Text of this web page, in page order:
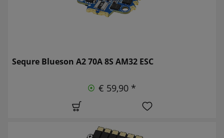
Sequre Blueson A2 70A 8S AM32 ESC
€ 59,90 *